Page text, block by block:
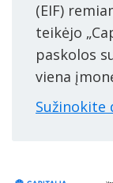
(EIF)
teikėjo
paskolos
viena
Sužinokite